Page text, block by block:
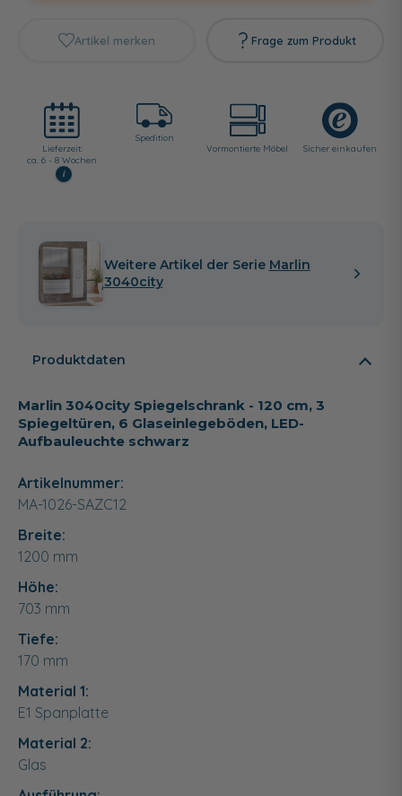
Artikel merken Frage zum Produkt
Lieferzeit:
ca. 6 - 8 Wochen
i
Spedition
Vormontierte Möbel
Sicher einkaufen
Weitere Artikel der Serie Marlin
3040city
Produktdaten
Marlin 3040city Spiegelschrank - 120 cm, 3
Spiegeltüren, 6 Glaseinlegeböden, LED-
Aufbauleuchte schwarz
Artikelnummer:
MA-1026-SAZC12
Breite:
1200 mm
Höhe:
703 mm
Tiefe:
170 mm
Material 1:
E1 Spanplatte
Material 2:
Glas